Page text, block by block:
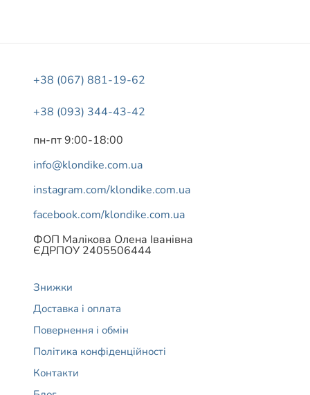
+38 (067) 881-19-62
+38 (093) 344-43-42
пн-пт 9:00-18:00
info@klondike.com.ua
instagram.com/klondike.com.ua
facebook.com/klondike.com.ua
ФОП Малікова Олена Іванівна
ЄДРПОУ 2405506444
Знижки
Доставка і оплата
Повернення і обмін
Політика конфіденційності
Контакти